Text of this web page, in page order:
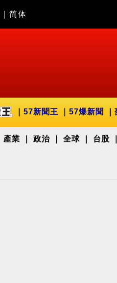
简体
57新聞王 57爆新聞
產業 政治 全球 台股